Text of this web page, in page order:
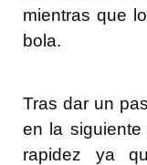
mientras que
bola.
Tras dar un
en la
rapidez ya